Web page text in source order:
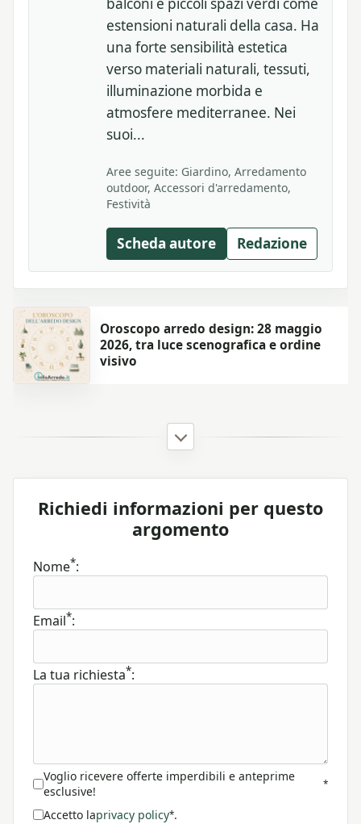
estensioni naturali della casa. Ha
una forte sensibilità estetica
verso materiali naturali, tessuti,
illuminazione morbida e
atmosfere mediterranee. Nei
suoi...
Aree seguite: Giardino, Arredamento
outdoor, Accessori d'arredamento,
Festività
Scheda autore Redazione
Oroscopo arredo design: 28 maggio
2026, tra luce scenografica e ordine
visivo
Richiedi informazioni per questo
argomento
Nome*:
Email*:
La tua richiesta*:
Voglio ricevere offerte imperdibili e anteprime
esclusive!
*
Accetto laprivacy policy*.